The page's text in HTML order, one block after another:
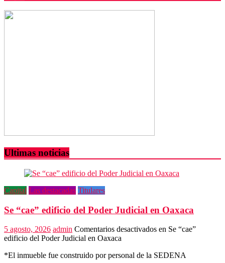
Ultimas noticias
Capital Las destacadas Titulares
Se “cae” edificio del Poder Judicial en Oaxaca
5 agosto, 2026 admin Comentarios desactivados en Se “cae”
edificio del Poder Judicial en Oaxaca
*El inmueble fue construido por personal de la SEDENA